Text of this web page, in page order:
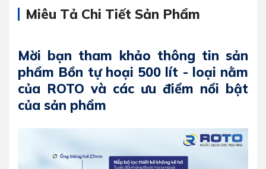
Miêu Tả Chi Tiết Sản Phẩm
Mời bạn tham khảo thông tin sản
phẩm Bồn tự hoại 500 lít - loại nằm
của ROTO và các ưu điểm nổi bật
của sản phẩm